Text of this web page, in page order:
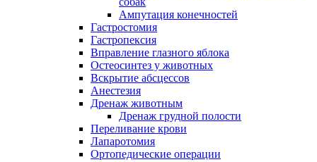
Ампутация конечностей
Гастростомия
Гастропексия
Вправление глазного яблока
Остеосинтез у животных
Вскрытие абсцессов
Анестезия
Дренаж животным
Дренаж грудной полости
Переливание крови
Лапаротомия
Ортопедические операции